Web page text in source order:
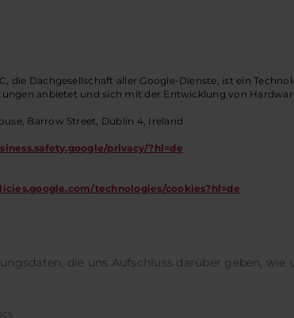
die Dachgesellschaft aller Google-Dienste, ist ein
anbietet und sich mit der Entwicklung von
Barrow Street, Dublin 4, Ireland
privacy/?hl=de
technologies/cookies?hl=de
die uns Aufschluss darüber geben, wie